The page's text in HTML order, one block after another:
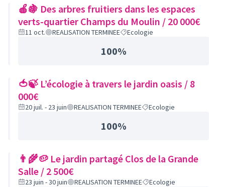
🍎🍇 Des arbres fruitiers dans les espaces
verts-quartier Champs du Moulin / 20 000€
11 oct. REALISATION TERMINEE Ecologie
100%
🍅🍃 L’écologie à travers le jardin oasis / 8
000€
20 juil. - 23 juin REALISATION TERMINEE Ecologie
100%
👨‍🌾🥔 Le jardin partagé Clos de la Grande
Salle / 2 500€
23 juin - 30 juin REALISATION TERMINEE Ecologie